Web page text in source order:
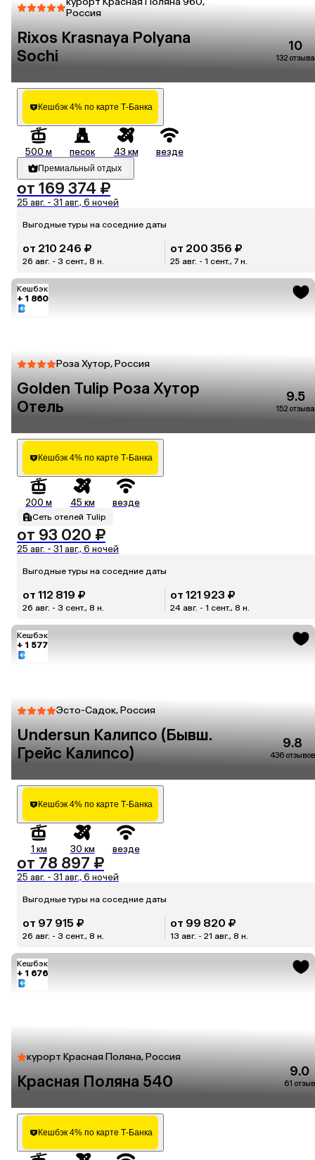
Россия
Rixos Krasnaya Polyana
Sochi
10
132 отзыва
Кешбэк 4% по карте Т-Банка
500 м песок 43 км везде
Премиальный отдых
от 169 374 ₽
25 авг. - 31 авг., 6 ночей
Выгодные туры на соседние даты
от 210 246 ₽
26 авг. - 3 сент., 8 н.
от 200 356 ₽
25 авг. - 1 сент., 7 н.
Кешбэк
+ 1 860
Роза Хутор, Россия
Golden Tulip Роза Хутор
Отель
9.5
152 отзыва
Кешбэк 4% по карте Т-Банка
200 м 45 км везде
Сеть отелей Tulip
от 93 020 ₽
25 авг. - 31 авг., 6 ночей
Выгодные туры на соседние даты
от 112 819 ₽
26 авг. - 3 сент., 8 н.
от 121 923 ₽
24 авг. - 1 сент., 8 н.
Кешбэк
+ 1 577
Эсто-Садок, Россия
Undersun Калипсо (Бывш.
Грейс Калипсо)
9.8
436 отзывов
Кешбэк 4% по карте Т-Банка
1 км 30 км везде
от 78 897 ₽
25 авг. - 31 авг., 6 ночей
Выгодные туры на соседние даты
от 97 915 ₽
26 авг. - 3 сент., 8 н.
от 99 820 ₽
13 авг. - 21 авг., 8 н.
Кешбэк
+ 1 676
курорт Красная Поляна, Россия
Красная Поляна 540
9.0
61 отзыв
Кешбэк 4% по карте Т-Банка